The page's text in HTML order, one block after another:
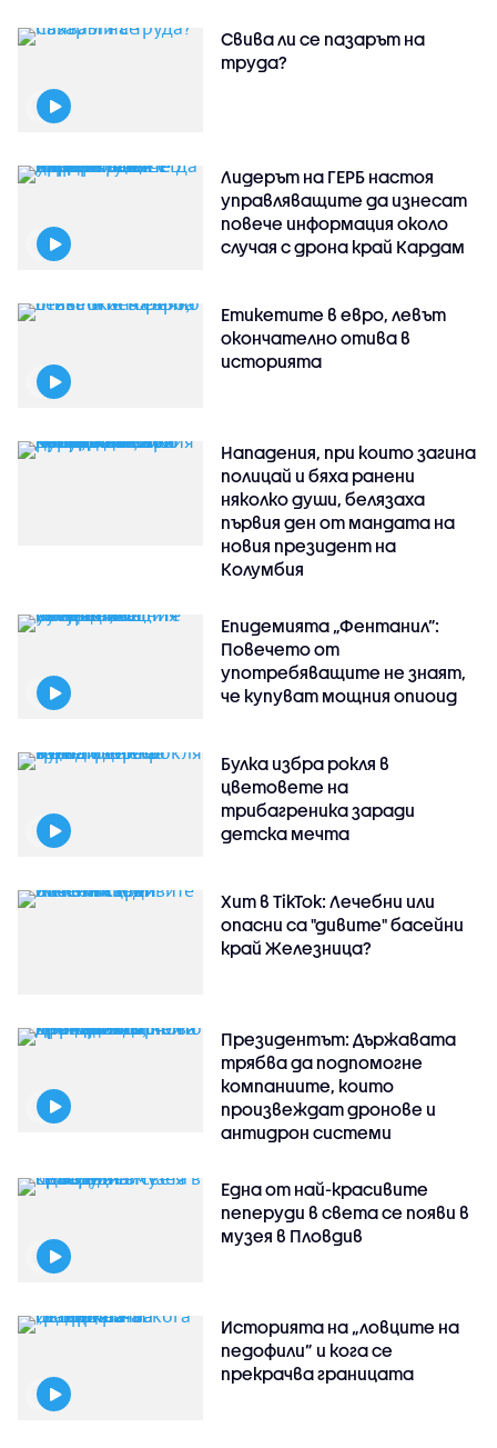
Свива ли се пазарът на
труда?
Лидерът на ГЕРБ настоя
управляващите да изнесат
повече информация около
случая с дрона край Кардам
Етикетите в евро, левът
окончателно отива в
историята
Нападения, при които загина
полицай и бяха ранени
няколко души, белязаха
първия ден от мандата на
новия президент на
Колумбия
Епидемията „Фентанил”:
Повечето от
употребяващите не знаят,
че купуват мощния опиоид
Булка избра рокля в
цветовете на
трибагреника заради
детска мечта
Хит в TikTok: Лечебни или
опасни са "дивите" басейни
край Железница?
Президентът: Държавата
трябва да подпомогне
компаниите, които
произвеждат дронове и
антидрон системи
Една от най-красивите
пеперуди в света се появи в
музея в Пловдив
Историята на „ловците на
педофили” и кога се
прекрачва границата